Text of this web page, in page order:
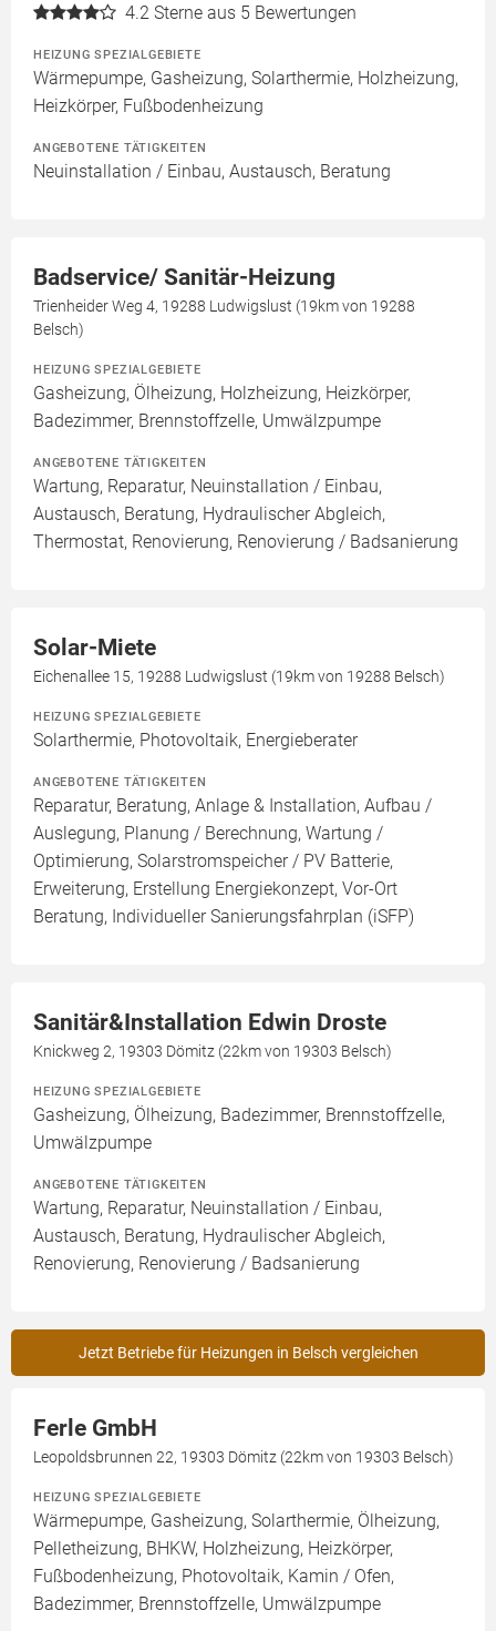
4.2 Sterne aus 5 Bewertungen
HEIZUNG SPEZIALGEBIETE
Wärmepumpe, Gasheizung, Solarthermie, Holzheizung,
Heizkörper, Fußbodenheizung
ANGEBOTENE TÄTIGKEITEN
Neuinstallation / Einbau, Austausch, Beratung
Badservice/ Sanitär-Heizung
Trienheider Weg 4, 19288 Ludwigslust (19km von 19288
Belsch)
HEIZUNG SPEZIALGEBIETE
Gasheizung, Ölheizung, Holzheizung, Heizkörper,
Badezimmer, Brennstoffzelle, Umwälzpumpe
ANGEBOTENE TÄTIGKEITEN
Wartung, Reparatur, Neuinstallation / Einbau,
Austausch, Beratung, Hydraulischer Abgleich,
Thermostat, Renovierung, Renovierung / Badsanierung
Solar-Miete
Eichenallee 15, 19288 Ludwigslust (19km von 19288 Belsch)
HEIZUNG SPEZIALGEBIETE
Solarthermie, Photovoltaik, Energieberater
ANGEBOTENE TÄTIGKEITEN
Reparatur, Beratung, Anlage & Installation, Aufbau /
Auslegung, Planung / Berechnung, Wartung /
Optimierung, Solarstromspeicher / PV Batterie,
Erweiterung, Erstellung Energiekonzept, Vor-Ort
Beratung, Individueller Sanierungsfahrplan (iSFP)
Sanitär&Installation Edwin Droste
Knickweg 2, 19303 Dömitz (22km von 19303 Belsch)
HEIZUNG SPEZIALGEBIETE
Gasheizung, Ölheizung, Badezimmer, Brennstoffzelle,
Umwälzpumpe
ANGEBOTENE TÄTIGKEITEN
Wartung, Reparatur, Neuinstallation / Einbau,
Austausch, Beratung, Hydraulischer Abgleich,
Renovierung, Renovierung / Badsanierung
Jetzt Betriebe für Heizungen in Belsch vergleichen
Ferle GmbH
Leopoldsbrunnen 22, 19303 Dömitz (22km von 19303 Belsch)
HEIZUNG SPEZIALGEBIETE
Wärmepumpe, Gasheizung, Solarthermie, Ölheizung,
Pelletheizung, BHKW, Holzheizung, Heizkörper,
Fußbodenheizung, Photovoltaik, Kamin / Ofen,
Badezimmer, Brennstoffzelle, Umwälzpumpe